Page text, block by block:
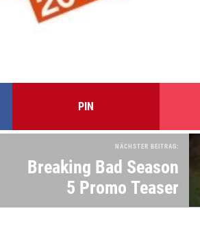
PIN
NÄCHSTER BEITRAG:
Breaking Bad Season
5 Promo Teaser